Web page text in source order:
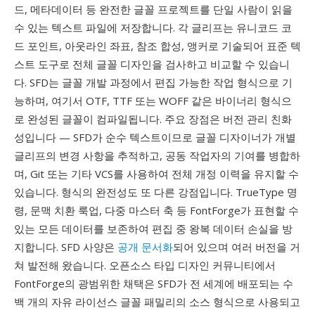
드, 메타데이터 등 완전한 글꼴 프로젝트를 단일 사람이 읽을
수 있는 텍스트 파일에 저장합니다. 각 글리프는 유니코드 코
드 포인트, 아웃라인 좌표, 참조 합성, 앵커로 기술되어 표준 텍
스트 도구로 전체 글꼴 디자인을 검사하고 비교할 수 있습니
다. SFD는 글꼴 개발 과정에서 편집 가능한 작업 형식으로 기
능하며, 여기서 OTF, TTF 또는 WOFF 같은 바이너리 형식으
로 완성된 글꼴이 컴파일됩니다. 주요 장점은 버전 관리 친화
성입니다 — SFD가 순수 텍스트이므로 글꼴 디자이너가 개별
글리프의 변경 사항을 추적하고, 공동 작업자의 기여를 병합하
며, Git 또는 기타 VCS를 사용하여 전체 개정 이력을 유지할 수
있습니다. 형식의 완전성도 또 다른 강점입니다. TrueType 명
령, 문맥 치환 룩업, 다중 마스터 축 등 FontForge가 표현할 수
있는 모든 데이터를 보존하여 편집 중 왕복 데이터 손실을 방
지합니다. SFD 사양은 공개 문서화되어 있으며 여러 버전을 거
쳐 발전해 왔습니다. 오픈소스 타입 디자인 커뮤니티에서
FontForge의 광범위한 채택은 SFD가 전 세계에 배포되는 수
백 개의 자유 라이선스 글꼴 패밀리의 소스 형식으로 사용되고